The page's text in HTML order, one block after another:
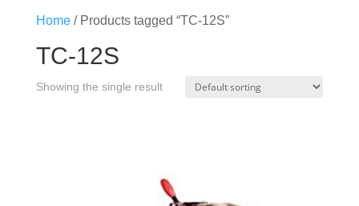
Home/ Products tagged “TC-12S”
TC-12S
Showing the single result